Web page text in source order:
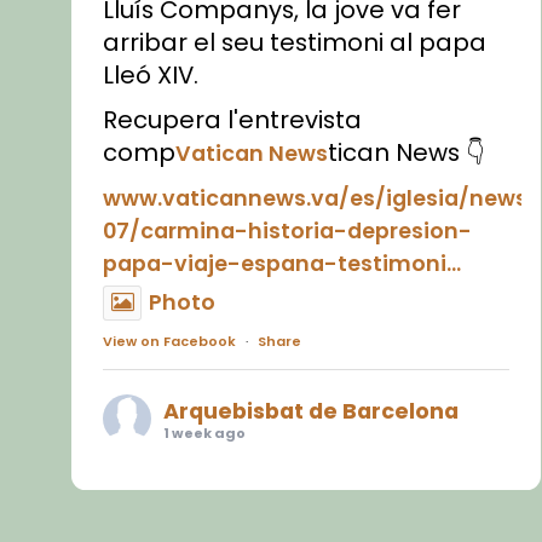
Lluís Companys, la jove va fer
arribar el seu testimoni al papa
Lleó XIV.
Recupera l'entrevista
compVatican Newstican News 👇
www.vaticannews.va/es/iglesia/news/
07/carmina-historia-depresion-
papa-viaje-espana-testimoni...
Photo
View on Facebook · Share
Arquebisbat de Barcelona
1 week ago